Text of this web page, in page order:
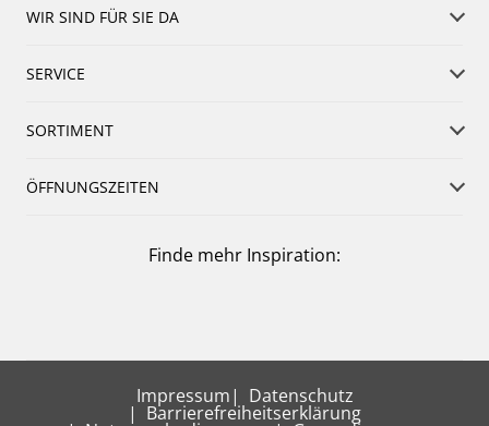
WIR SIND FÜR SIE DA
SERVICE
SORTIMENT
ÖFFNUNGSZEITEN
Finde mehr Inspiration:
Impressum Datenschutz
Barrierefreiheitserklärung